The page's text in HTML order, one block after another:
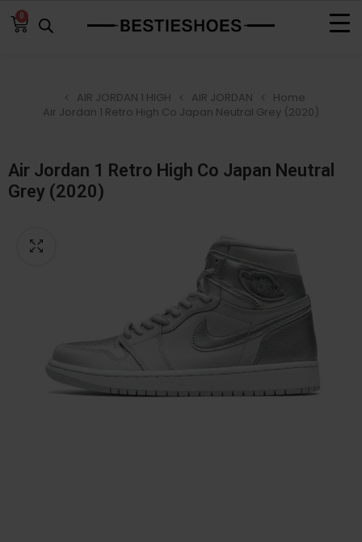
0
Home
AIR JORDAN
AIR JORDAN 1 HIGH
Air Jordan 1 Retro High Co Japan Neutral Grey (2020)
Air Jordan 1 Retro High Co Japan Neutral
Grey (2020)